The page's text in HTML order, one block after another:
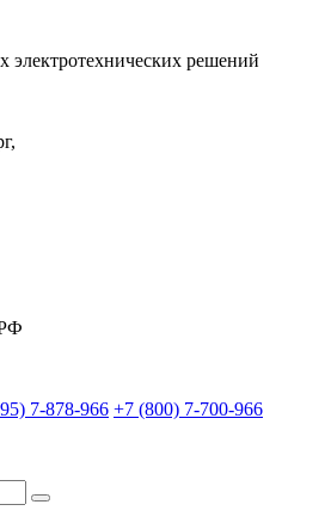
электротехнических решений
7-878-966 +7 (800) 7-700-966